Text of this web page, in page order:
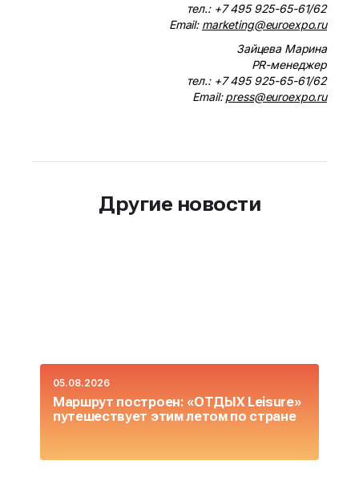
тел.: +7 495 925-65-61/62
Email: marketing@euroexpo.ru
Зайцева Марина
PR-менеджер
тел.: +7 495 925-65-61/62
Email:press@euroexpo.ru
Другие новости
05.08.2026
Маршрут построен: «ОТДЫХ Leisure»
путешествует этим летом по стране